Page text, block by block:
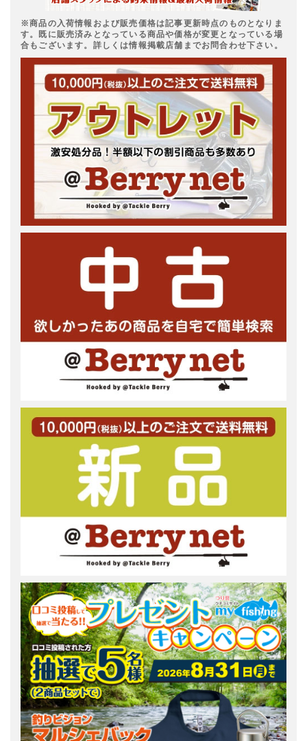
※商品の入荷情報および販売価格は記事更新時点のものとなりま
す。既に販売済みとなっている商品や価格が変更となっている場
合もございます。詳しくは情報掲載店舗までお問合わせ下さい。